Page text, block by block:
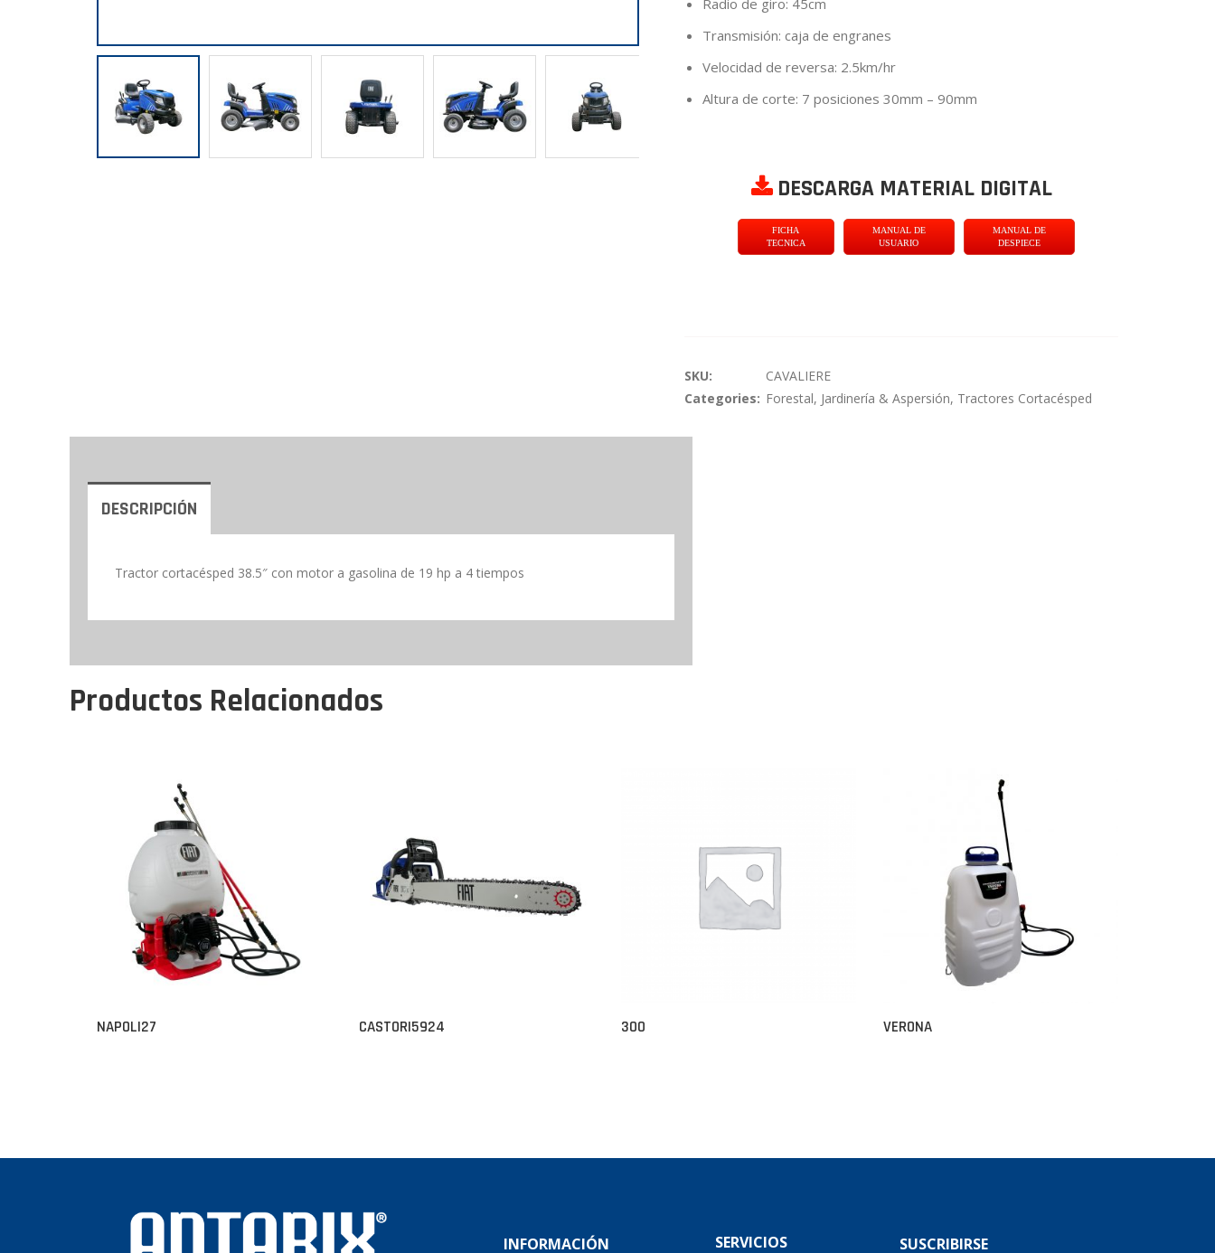
Radio de giro: 45cm
Transmisión: caja de engranes
Velocidad de reversa: 2.5km/hr
Altura de corte: 7 posiciones 30mm – 90mm
DESCARGA MATERIAL DIGITAL
FICHA
TECNICA
MANUAL DE
USUARIO
MANUAL DE
DESPIECE
SKU:
CAVALIERE
Categories: Forestal, Jardinería & Aspersión, Tractores Cortacésped
DESCRIPCIÓN
Tractor cortacésped 38.5″ con motor a gasolina de 19 hp a 4 tiempos
Productos Relacionados
NAPOLI27 CASTORI5924 300 VERONA
INFORMACIÓN SERVICIOS SUSCRIBIRSE